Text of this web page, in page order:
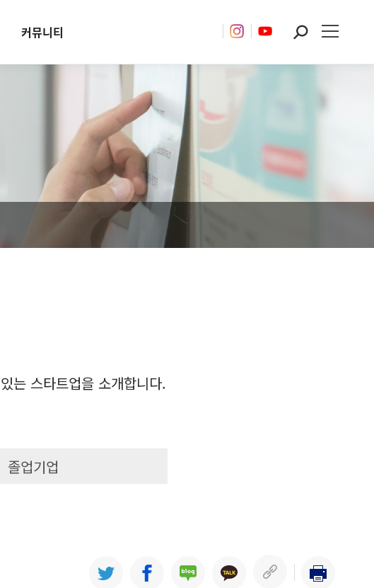
커뮤니티 Search:
는 스타트업을 소개합니다.
졸업기업